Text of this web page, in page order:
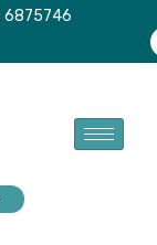
6875746